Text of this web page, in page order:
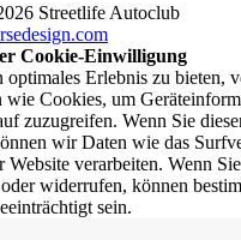
Streetlife Autoclub
Cookie-Einwilligung
optimales Erlebnis zu bieten,
wie Cookies, um
zuzugreifen. Wenn Sie
wir Daten wie das
Website verarbeiten. Wenn
widerrufen, können
sein.